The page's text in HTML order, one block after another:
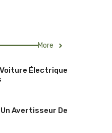
More
Électrique
Avertisseur De